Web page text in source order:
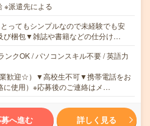
※派遣先による
ってもシンプルなので未経験でも安
び梱包▼雑誌や書籍などの仕分け…
ンクOK / パソコンスキル不要 / 英語力
歓迎☆）▼高校生不可▼携帯電話をお
に使用）※応募後のご連絡はメ…
へ進む 詳しく見る